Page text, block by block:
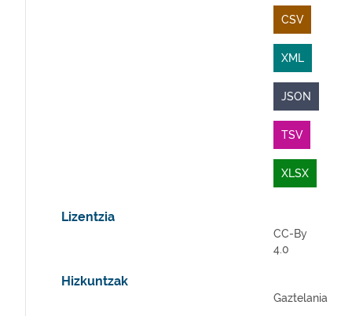
CSV
XML
JSON
TSV
XLSX
Lizentzia
CC-By
4.0
Hizkuntzak
Gaztelania